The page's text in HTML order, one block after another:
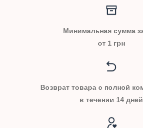
Минимальная сумма
от 1 грн
Возврат товара с полной
в течении 14 дней